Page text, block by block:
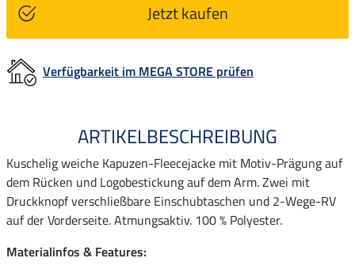
Jetzt kaufen
Verfügbarkeit im MEGA STORE prüfen
ARTIKELBESCHREIBUNG
Kuschelig weiche Kapuzen-Fleecejacke mit Motiv-Prägung auf
dem Rücken und Logobestickung auf dem Arm. Zwei mit
Druckknopf verschließbare Einschubtaschen und 2-Wege-RV
auf der Vorderseite. Atmungsaktiv. 100 % Polyester.
Materialinfos & Features: